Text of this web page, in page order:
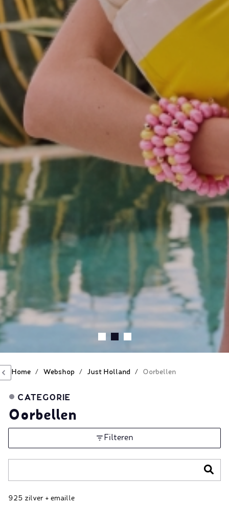
Home / Webshop / Just Holland / Oorbellen
CATEGORIE
Oorbellen
Filteren
925 zilver + emaille